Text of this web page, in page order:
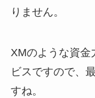
りません。
XMのような資金
ビスですので、
すね。